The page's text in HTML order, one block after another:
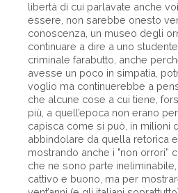
libertà di cui parlavate anche
essere, non sarebbe onesto
conoscenza, un museo degli
continuare a dire a uno
criminale farabutto, anche
avesse un poco in simpatia,
voglio ma continuerebbe a
che alcune cose a cui tiene,
più, a quell’epoca non erano
capisca come si può, in milioni
abbindolare da quella retorica
mostrando anche i "non orrori”
che ne sono parte
cattivo e buono, ma per